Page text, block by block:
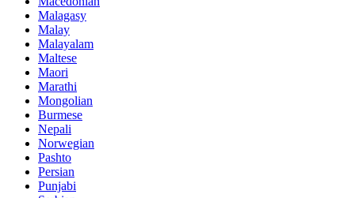
Malagasy
Malay
Malayalam
Maltese
Maori
Marathi
Mongolian
Burmese
Nepali
Norwegian
Pashto
Persian
Punjabi